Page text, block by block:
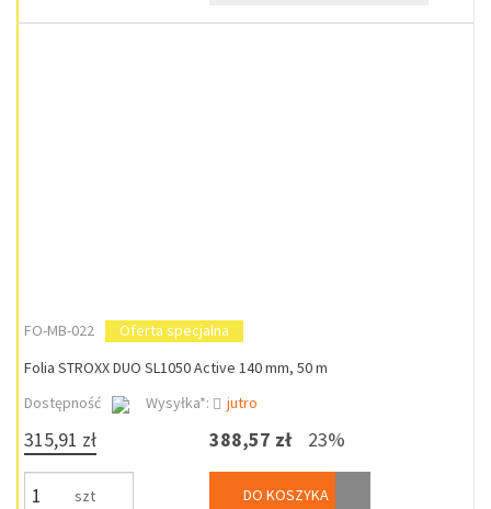
FO-MB-022
Oferta specjalna
Folia STROXX DUO SL1050 Active 140 mm, 50 m
Dostępność
Wysyłka*: jutro
315,91 zł
szt
388,57 zł 23%
DO KOSZYKA